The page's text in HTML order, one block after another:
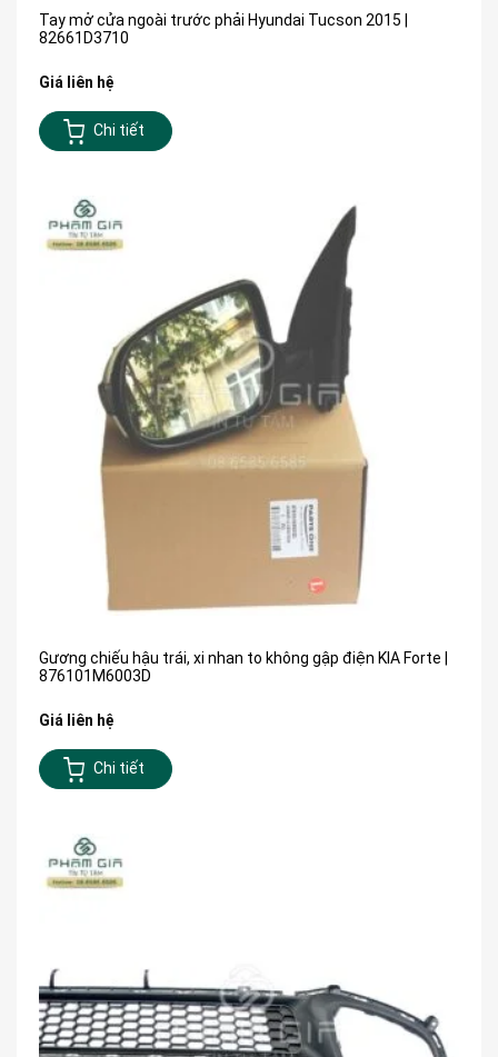
Tay mở cửa ngoài trước phải Hyundai Tucson 2015 |
82661D3710
Giá liên hệ
Chi tiết
Gương chiếu hậu trái, xi nhan to không gập điện KIA Forte |
876101M6003D
Giá liên hệ
Chi tiết